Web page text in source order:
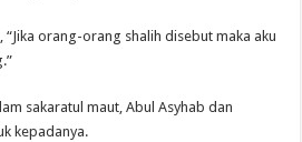
“Jika orang-orang shalih disebut maka aku
sakaratul maut, Abul Asyhab dan
kepadanya.